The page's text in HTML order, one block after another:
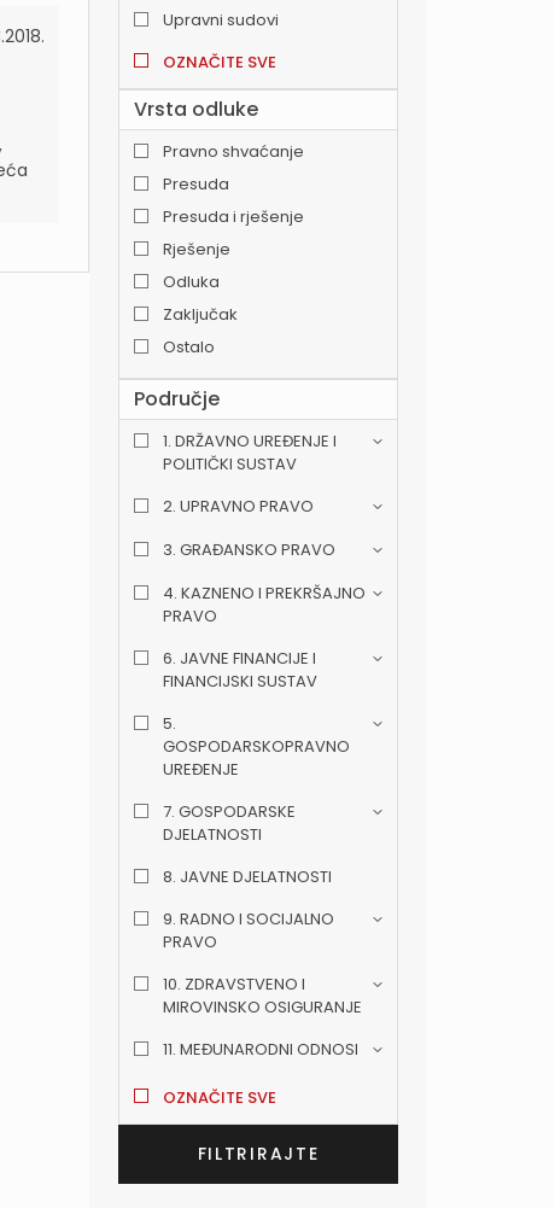
Upravni sudovi
OZNAČITE SVE
Vrsta odluke
Pravno shvaćanje
Presuda
Presuda i rješenje
Rješenje
Odluka
Zaključak
Ostalo
Područje
1. DRŽAVNO UREĐENJE I
POLITIČKI SUSTAV
2. UPRAVNO PRAVO
3. GRAĐANSKO PRAVO
4. KAZNENO I PREKRŠAJNO
PRAVO
6. JAVNE FINANCIJE I
FINANCIJSKI SUSTAV
5.
GOSPODARSKOPRAVNO
UREĐENJE
7. GOSPODARSKE
DJELATNOSTI
8. JAVNE DJELATNOSTI
9. RADNO I SOCIJALNO
PRAVO
10. ZDRAVSTVENO I
MIROVINSKO OSIGURANJE
11. MEĐUNARODNI ODNOSI
OZNAČITE SVE